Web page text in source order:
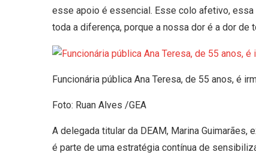
esse apoio é essencial. Esse colo afetivo,
toda a diferença, porque a nossa dor é a dor de
Funcionária pública Ana Teresa, de 55 anos, é
Foto: Ruan Alves /GEA
A delegada titular da DEAM, Marina Guimarães,
é parte de uma estratégia contínua de